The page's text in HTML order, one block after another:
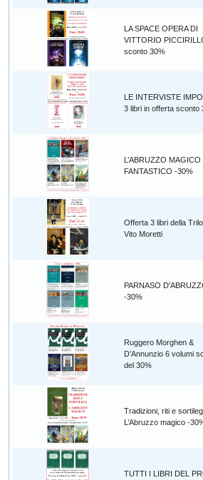
LA SPACE OPERA DI
VITTORIO
sconto 30%
LE INTERVISTE
3 libri in offerta sconto
L’ABRUZZO MAGICO
FANTASTICO -30%
Offerta 3 libri della
Vito Moretti
PARNASO
-30%
Ruggero Morghen &
D’Annunzio 6 volumi
del 30%
Tradizioni, riti e
L’Abruzzo magico -
TUTTI I LIBRI DEL